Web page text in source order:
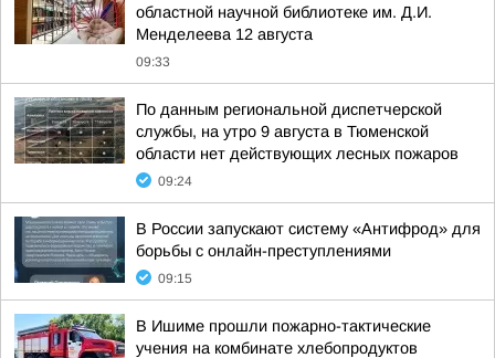
областной научной библиотеке им. Д.И.
Менделеева 12 августа
09:33
По данным региональной диспетчерской
службы, на утро 9 августа в Тюменской
области нет действующих лесных пожаров
09:24
В России запускают систему «Антифрод» для
борьбы с онлайн-преступлениями
09:15
В Ишиме прошли пожарно-тактические
учения на комбинате хлебопродуктов